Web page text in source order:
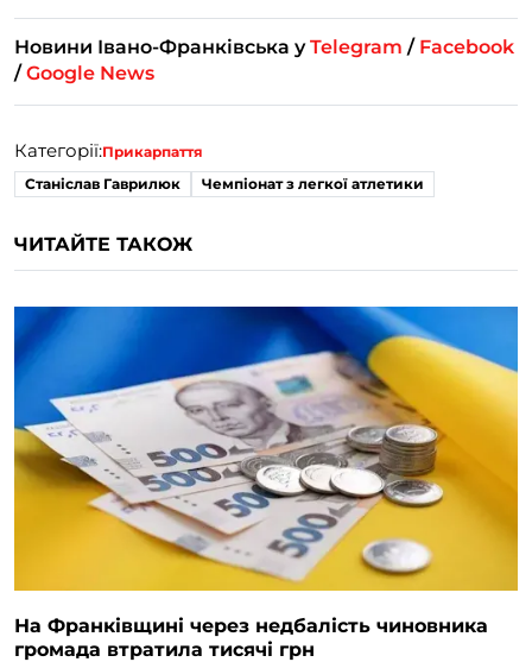
Новини Івано-Франківська уTelegram / Facebook
/Google News
Категорії:Прикарпаття
Станіслав Гаврилюк
Чемпіонат з легкої атлетики
ЧИТАЙТЕ ТАКОЖ
На Франківщині через недбалість чиновника
громада втратила тисячі грн